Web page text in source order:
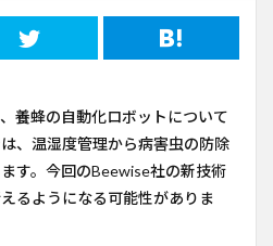
養蜂の自動化ロボットについて
、温湿度管理から病害虫の防除
す。今回のBeewise社の新技術
るようになる可能性がありま